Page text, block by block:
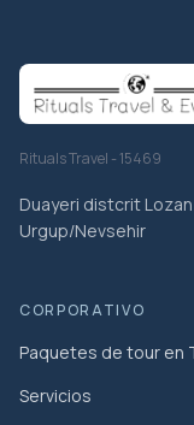
Rituals Travel - 15469
Duayeri distcrit
Urgup/Nevsehir
CORPORATIVO
Paquetes de tour en
Servicios